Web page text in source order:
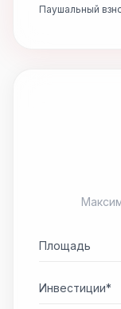
Паушальный
Площадь
Инвестиции*